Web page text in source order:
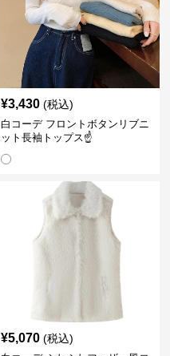
¥3,430 (税込)
白コーデ フロントボタンリブニ
ット長袖トップス☝️
¥5,070 (税込)